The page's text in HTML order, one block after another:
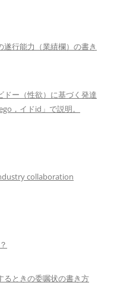
行能力（業績欄）の書き
ドー（性欲）に基づく発達
，イドid」で説明。
collaboration
るときの委嘱状の書き方